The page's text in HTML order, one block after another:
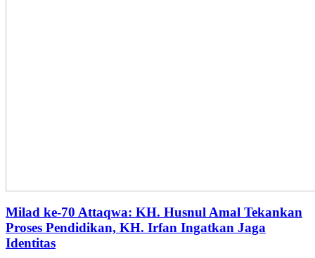
Milad ke-70 Attaqwa: KH. Husnul Amal Tekankan
Proses Pendidikan, KH. Irfan Ingatkan Jaga
Identitas